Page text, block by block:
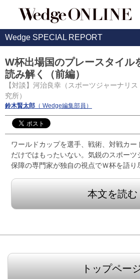
Wedge SPECIAL REPORT
W杯出場国のプレースタイル
読み解く（前編）
【対談】河治良幸（スポーツジャーナリ
究所）
鈴木賢太郎 （ Wedge編集部員）
ワールドカップを選手、戦術、対戦カー
だけではもったいない。気鋭のスポーツ
保障の専門家が独自の視点でＷ杯を語り
本文を読む
トップペー